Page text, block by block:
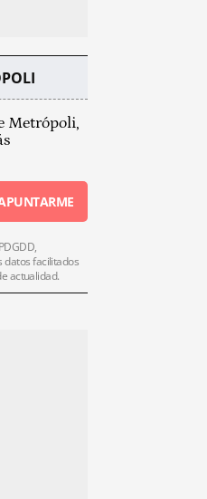
Metrópoli,
datos facilitados
actualidad.